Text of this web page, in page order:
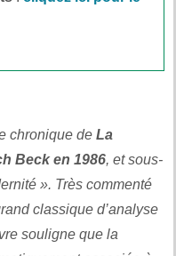
chronique de La
Beck en 1986, et sous-
». Très commenté
classique d’analyse
souligne que la